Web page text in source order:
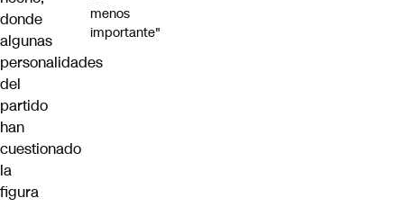
donde
algunas
personalidades
del
partido
han
cuestionado
la
figura
menos
importante"